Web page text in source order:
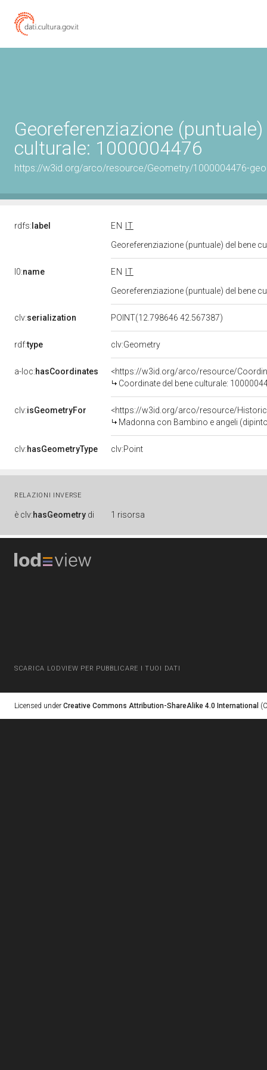
Georeferenziazione
culturale: 1000004476
https://w3id.org/arco/resource/Geometry/1000004476-
rdfs: label EN
IT
Georeferenziazione (puntuale) del bene
l0:name EN
IT
Georeferenziazione (puntuale) del bene
clv:serialization POINT(12.798646 42.567387)
rdf:type clv:Geometry
a-loc:hasCoordinates
<https://w3id.org/arco/resource/
Coordinate del bene culturale:
clv:isGeometryFor
<https://w3id.org/arco/resource/
Madonna con Bambino e angeli
clv:hasGeometryType clv:Point
RELAZIONI INVERSE
è clv:hasGeometry di 1 risorsa
SCARICA LODVIEW PER PUBBLICARE I TUOI DATI
Licensed under Creative Commons Attribution-ShareAlike 4.0 International